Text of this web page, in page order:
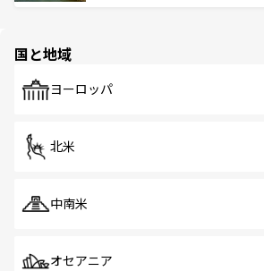
で、ホーカーズは地元の風情を楽
国と地域
ヨーロッパ
北米
中南米
オセアニア